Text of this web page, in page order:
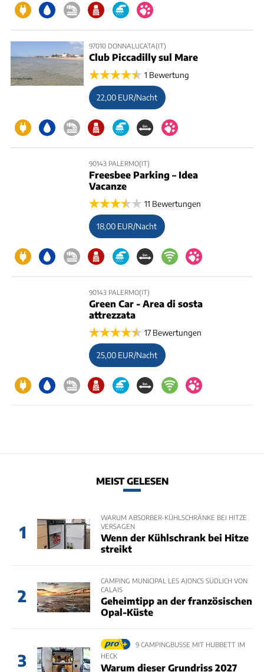
97010 DONNALUCATA(IT)
Club Piccadilly sul Mare
1 Bewertung
22,00 EUR/Nacht
90143 PALERMO(IT)
Freesbee Parking – Idea
Vacanze
11 Bewertungen
18,00 EUR/Nacht
90143 PALERMO(IT)
Green Car - Area di sosta
attrezzata
17 Bewertungen
25,00 EUR/Nacht
MEIST GELESEN
1
WARUM ABSORBER-KÜHLSCHRÄNKE BEI HITZE
VERSAGEN
Wenn der Kühlschrank bei Hitze
streikt
2
CAMPING MUNICIPAL LES AJONCS SÜDLICH VON
CALAIS
Geheimtipp an der französischen
Opal-Küste
3
9 CAMPINGBUSSE MIT HUBBETT IM
HECK
Warum dieser Grundriss 2027